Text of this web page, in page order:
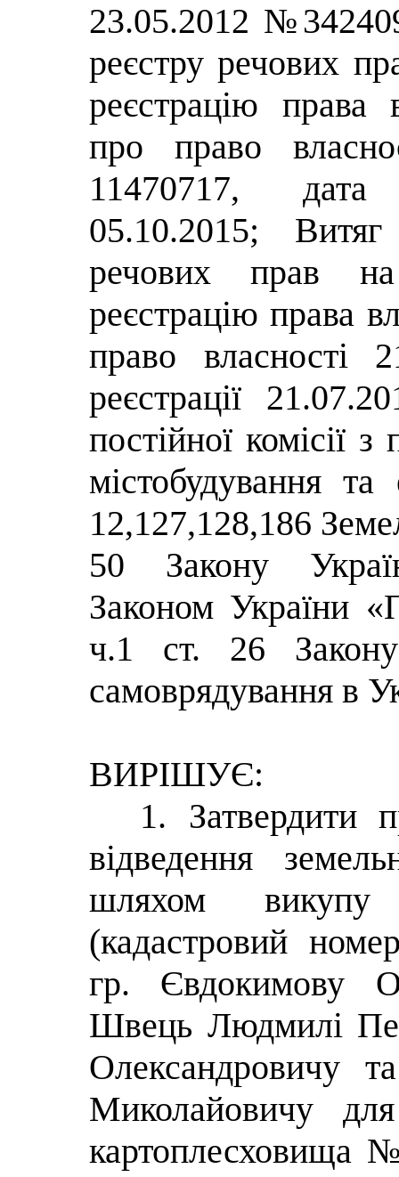
23.05.2012
реєстру речових
реєстрацію права
про право
11470717, дата
05.10.2015;
речових прав
реєстрацію права
право власності
реєстрації
постійної комісії
містобудування та
12,127,128,186
50 Закону
Законом України
ч.1 ст. 26
самоврядування в
ВИРІШУЄ:
1. Затвердити
відведення
шляхом
(кадастровий
гр. Євдокимову
Швець Людмилі
Олександровичу
Миколайовичу для
картоплесховища